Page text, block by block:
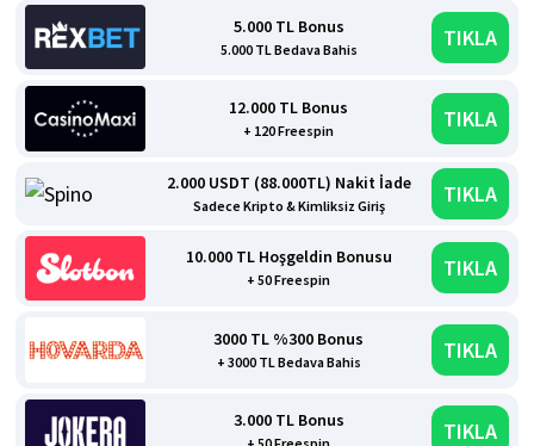
5.000 TL Bonus
5.000 TL Bedava Bahis TIKLA
12.000 TL Bonus
+ 120 Freespin TIKLA
2.000 USDT (88.000TL) Nakit İade
Sadece Kripto & Kimliksiz Giriş TIKLA
10.000 TL Hoşgeldin Bonusu
+ 50 Freespin TIKLA
3000 TL %300 Bonus
+ 3000 TL Bedava Bahis TIKLA
3.000 TL Bonus TIKLA